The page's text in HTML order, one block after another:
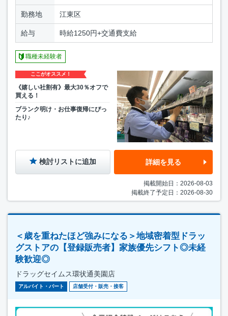
勤務地 江東区
給与 時給1250円+交通費支給
職種未経験者
ここがオススメ！
《嬉しい社割有》最大30％オフで
買える！
ブランク明け・お仕事復帰にぴっ
たり♪
検討リストに追加 詳細を見る
掲載開始日：2026-08-03
掲載終了予定日：2026-08-30
＜歳を重ねたほど強みになる＞地域密着型ドラッ
グストアの【登録販売者】家族優先シフト◎未経
験歓迎◎
ドラッグセイムス環状通美園店
アルバイト・パート 店舗受付・販売・接客